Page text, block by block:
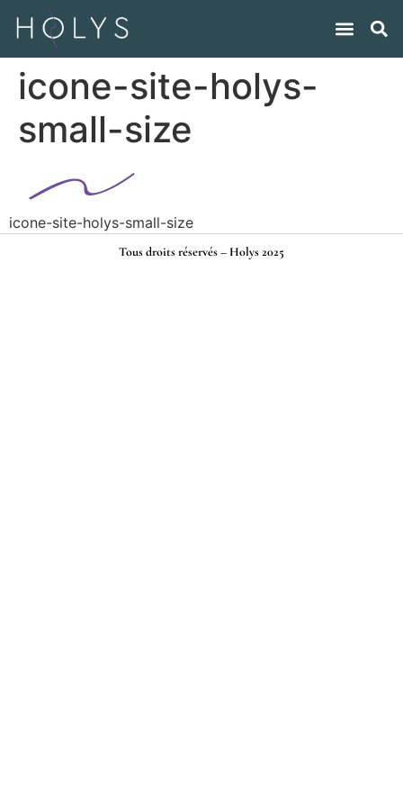
icone-site-holys-
small-size
icone-site-holys-small-size
Tous droits réservés – Holys 2025